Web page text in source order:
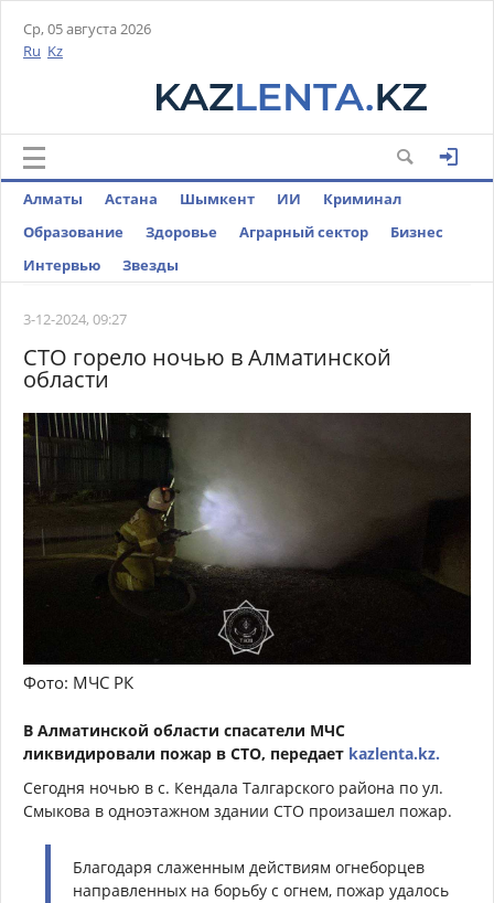
Ср, 05 августа 2026
Ru Kz
Алматы Астана Шымкент ИИ
Криминал
Образование
Здоровье Аграрный сектор
Бизнес
Интервью
Звезды
3-12-2024, 09:27
СТО горело ночью в Алматинской
области
Фото: МЧС РК
В Алматинской области спасатели МЧС
ликвидировали пожар в СТО, передает kazlenta.kz.
Сегодня ночью в с. Кендала Талгарского района по ул.
Смыкова в одноэтажном здании СТО произашел пожар.
Благодаря слаженным действиям огнеборцев
направленных на борьбу с огнем, пожар удалось